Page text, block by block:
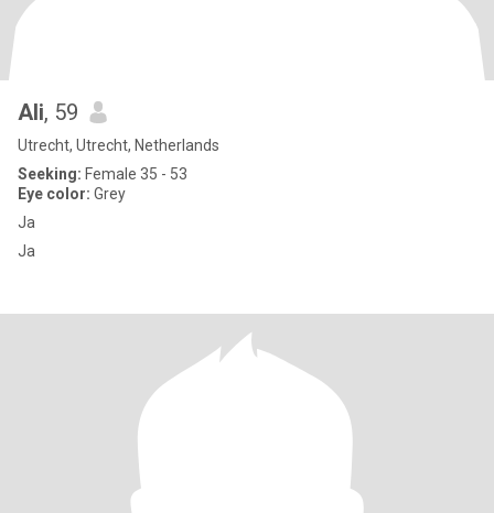
Ali, 59
Utrecht, Utrecht, Netherlands
Seeking: Female 35 - 53
Eye color: Grey
Ja
Ja